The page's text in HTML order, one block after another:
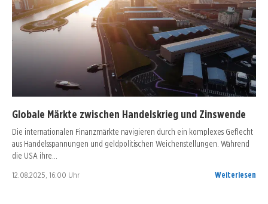
Globale Märkte zwischen Handelskrieg und Zinswende
Die internationalen Finanzmärkte navigieren durch ein komplexes Geflecht
aus Handelsspannungen und geldpolitischen Weichenstellungen. Während
die USA ihre…
12.08.2025, 16:00 Uhr Weiterlesen